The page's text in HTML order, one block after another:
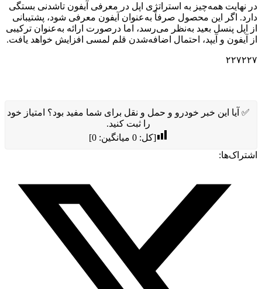
در نهایت همه‌چیز به استراتژی اپل در معرفی آیفون تاشدنی بستگی
دارد. اگر این محصول صرفاً به‌عنوان آیفون معرفی شود، پشتیبانی
از اپل پنسل بعید به‌نظر می‌رسد، اما درصورت ارائه به‌عنوان ترکیبی
از آیفون و آیپد، احتمال اضافه‌شدن قلم لمسی افزایش خواهد یافت.
۲۲۷۲۲۷
✅ آیا این خبر خودرو و حمل و نقل برای شما مفید بود؟ امتیاز خود
را ثبت کنید.
[کل:0 میانگین:0
]
اشتراک‌ها: